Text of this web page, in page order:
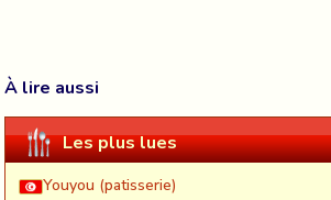
À lire aussi
Les plus lues
Youyou (patisserie)